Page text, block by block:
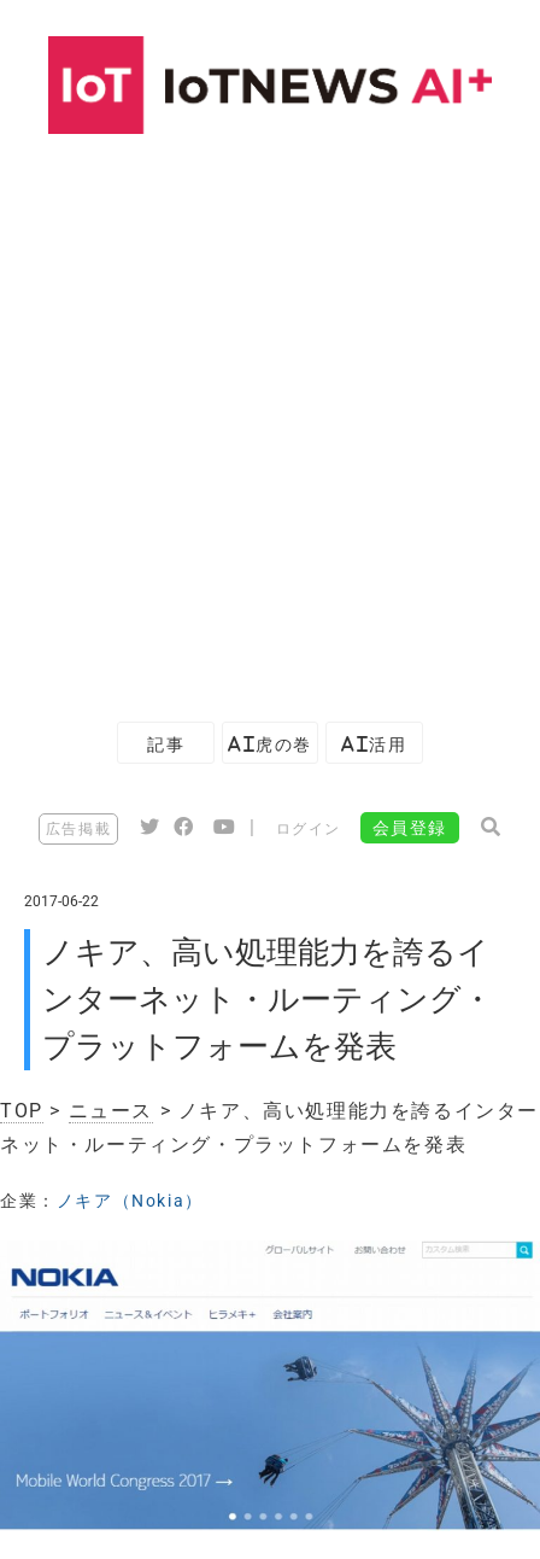
記事 AI虎の巻 AI活用
広告掲載 ログイン 会員登録
2017-06-22
ノキア、高い処理能力を誇るイ
ンターネット・ルーティング・
プラットフォームを発表
TOP > ニュース > ノキア、高い処理能力を誇るインター
ネット・ルーティング・プラットフォームを発表
企業： ノキア（Nokia）